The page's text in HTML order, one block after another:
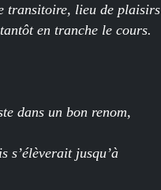
transitoire, lieu de plaisirs
en tranche le cours.
dans un bon renom,
s’élèverait jusqu’à